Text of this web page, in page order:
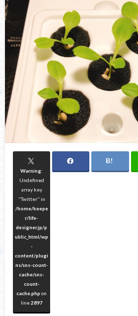
Warning:
Undefined
array key
"Twitter" in
/home/keepe
r/life-
designer.jp/p
ublic_html/wp
-
content/plugi
ns/sns-count-
cache/sns-
count-
cache.php on
line2897